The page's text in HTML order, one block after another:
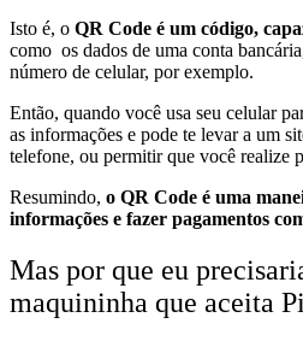
Isto é, o QR Code é um código,
como os dados de uma conta
número de celular, por exemplo.
Então, quando você usa seu celular
as informações e pode te levar a um
telefone, ou permitir que você realize
Resumindo, o QR Code é uma
informações e fazer pagamentos
Mas por que eu
maquininha que aceita